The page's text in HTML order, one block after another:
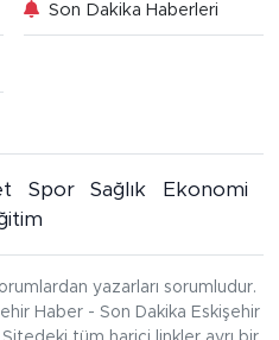
Son Dakika Haberleri
Spor Sağlık
Ekonomi
yazarları sorumludur.
Haber - Son Dakika Eskişehir